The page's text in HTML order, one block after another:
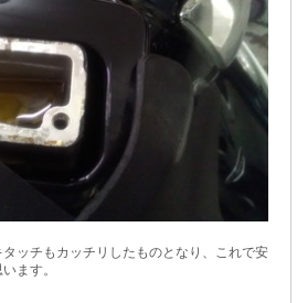
ッチもカッチリしたものとなり、これで安
ます。